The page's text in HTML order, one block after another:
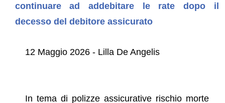
continuare ad addebitare le rate dopo il
decesso del debitore assicurato
12 Maggio 2026 - Lilla De Angelis
In tema di polizze assicurative rischio morte